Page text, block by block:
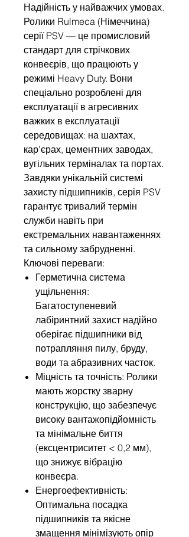
Надійність у найважчих умовах.
Ролики Rulmeca (Німеччина)
серії PSV — це промисловий
стандарт для стрічкових
конвеєрів, що працюють у
режимі Heavy Duty. Вони
спеціально розроблені для
експлуатації в агресивних
важких в експлуатації
середовищах: на шахтах,
кар'єрах, цементних заводах,
вугільних терміналах та портах.
Завдяки унікальній системі
захисту підшипників, серія PSV
гарантує тривалий термін
служби навіть при
екстремальних навантаженнях
та сильному забрудненні.
Ключові переваги:
Герметична система
ущільнення:
Багатоступеневий
лабіринтний захист надійно
оберігає підшипники від
потрапляння пилу, бруду,
води та абразивних часток.
Міцність та точність: Ролики
мають жорстку зварну
конструкцію, що забезпечує
високу вантажопідйомність
та мінімальне биття
(ексцентриситет < 0,2 мм),
що знижує вібрацію
конвеєра.
Енергоефективність:
Оптимальна посадка
підшипників та якісне
змащення мінімізують опір